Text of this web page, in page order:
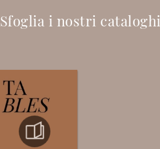
Sfoglia i nostri cataloghi